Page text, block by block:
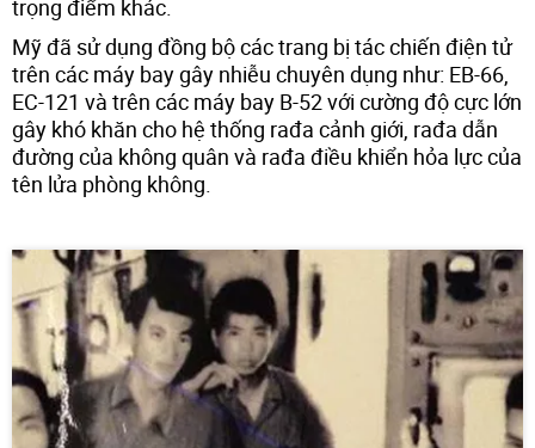
trọng điểm khác.
Mỹ đã sử dụng đồng bộ các trang bị tác chiến điện tử
trên các máy bay gây nhiễu chuyên dụng như: EB-66,
EC-121 và trên các máy bay B-52 với cường độ cực lớn
gây khó khăn cho hệ thống rađa cảnh giới, rađa dẫn
đường của không quân và rađa điều khiển hỏa lực của
tên lửa phòng không.